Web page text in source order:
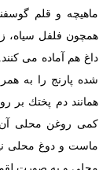
ماهیچه و قلم
همچون فلفل سیاه،
داغ هم آماده می
شده پارنج را به
همانند دم پختك بر
كمی روغن محلی
ماست و دوغ محلی